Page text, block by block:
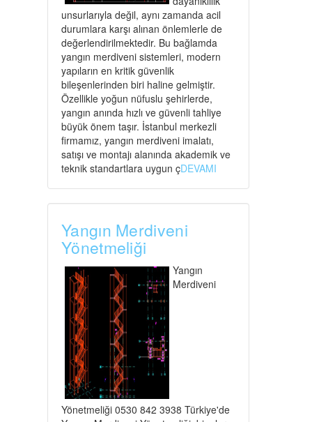
unsurlarıyla değil, aynı zamanda acil
durumlara karşı alınan önlemlerle de
değerlendirilmektedir. Bu bağlamda
yangın merdiveni sistemleri, modern
yapıların en kritik güvenlik
bileşenlerinden biri haline gelmiştir.
Özellikle yoğun nüfuslu şehirlerde,
yangın anında hızlı ve güvenli tahliye
büyük önem taşır. İstanbul merkezli
firmamız, yangın merdiveni imalatı,
satışı ve montajı alanında akademik ve
teknik standartlara uygun çDEVAMI
Yangın Merdiveni
Yönetmeliği
Yangın
Merdiveni
Yönetmeliği 0530 842 3938 Türkiye'de